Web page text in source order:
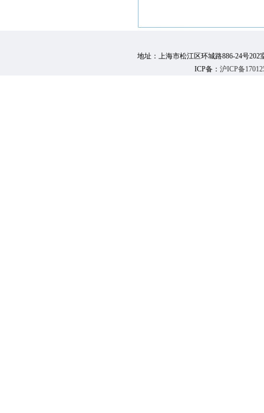
地址：上海市松江区环城路886-24号202
ICP备： 沪ICP备